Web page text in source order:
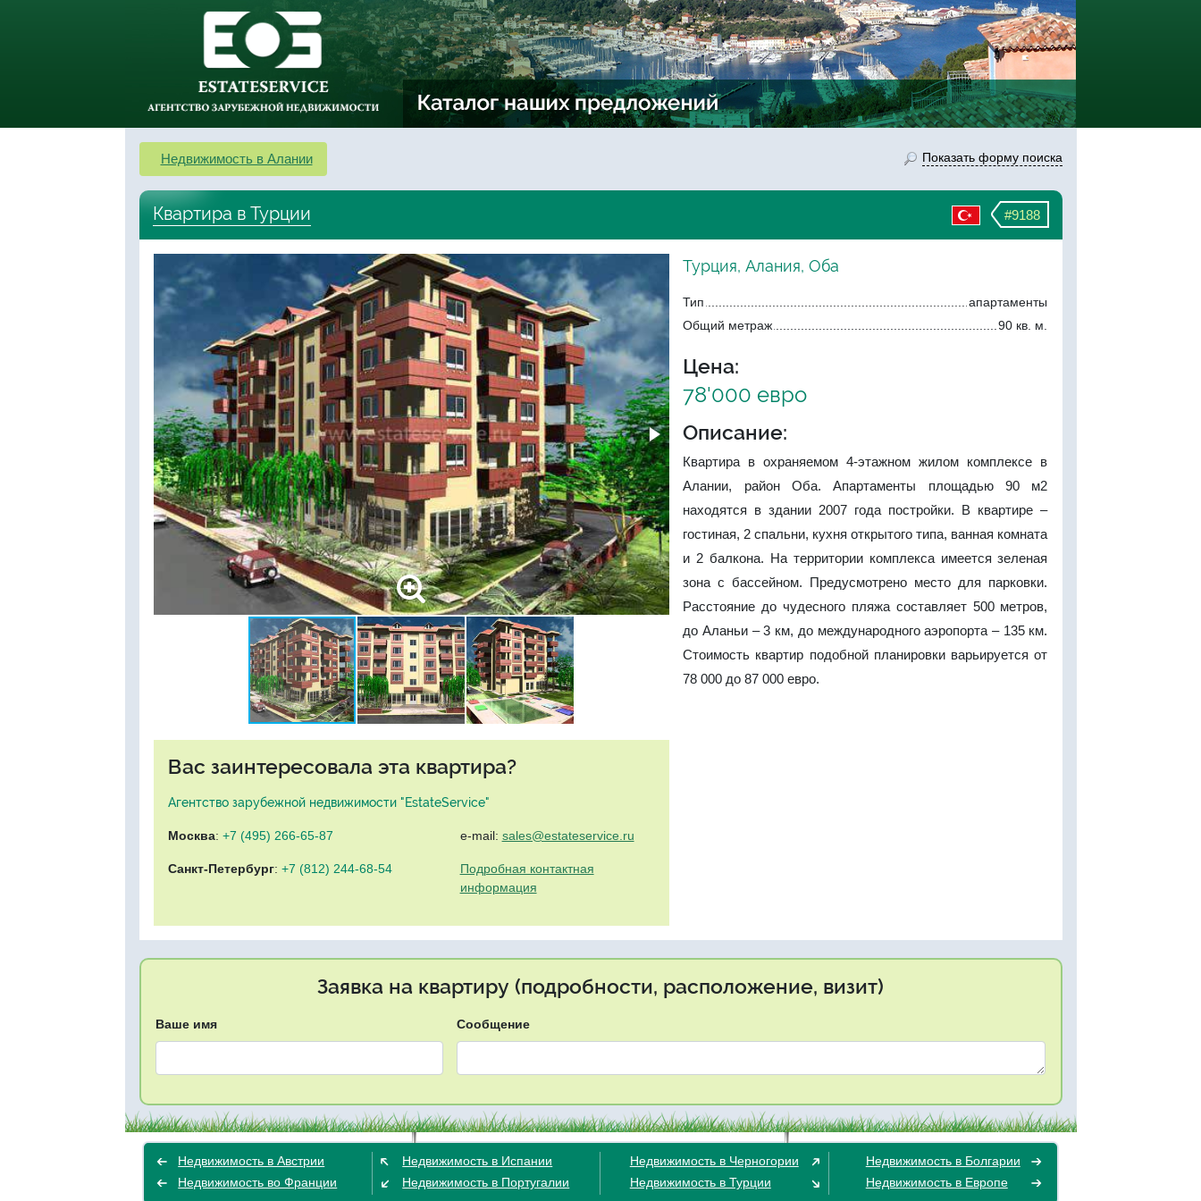
Недвижимость в Алании Показать форму поиска
#9188
Квартира в Турции
Вас заинтересовала эта квартира?
Агентство зарубежной недвижимости "EstateService"
Москва: +7 (495) 266-65-87
Санкт-Петербург: +7 (812) 244-68-54
e-mail: sales@estateservice.ru
Подробная контактная
информация
Турция, Алания, Оба
Тип
апартаменты
Общий метраж
90 кв. м.
Цена:
78'000 евро
Описание:
Квартира в охраняемом 4-этажном жилом комплексе в
Алании, район Оба. Апартаменты площадью 90 м2
находятся в здании 2007 года постройки. В квартире –
гостиная, 2 спальни, кухня открытого типа, ванная комната
и 2 балкона. На территории комплекса имеется зеленая
зона с бассейном. Предусмотрено место для парковки.
Расстояние до чудесного пляжа составляет 500 метров,
до Аланьи – 3 км, до международного аэропорта – 135 км.
Стоимость квартир подобной планировки варьируется от
78 000 до 87 000 евро.
Заявка на квартиру (подробности, расположение, визит)
Ваше имя Сообщение
Недвижимость в Австрии
Недвижимость во Франции
Недвижимость в Испании
Недвижимость в Португалии
Недвижимость в Черногории
Недвижимость в Турции
Недвижимость в Болгарии
Недвижимость в Европе